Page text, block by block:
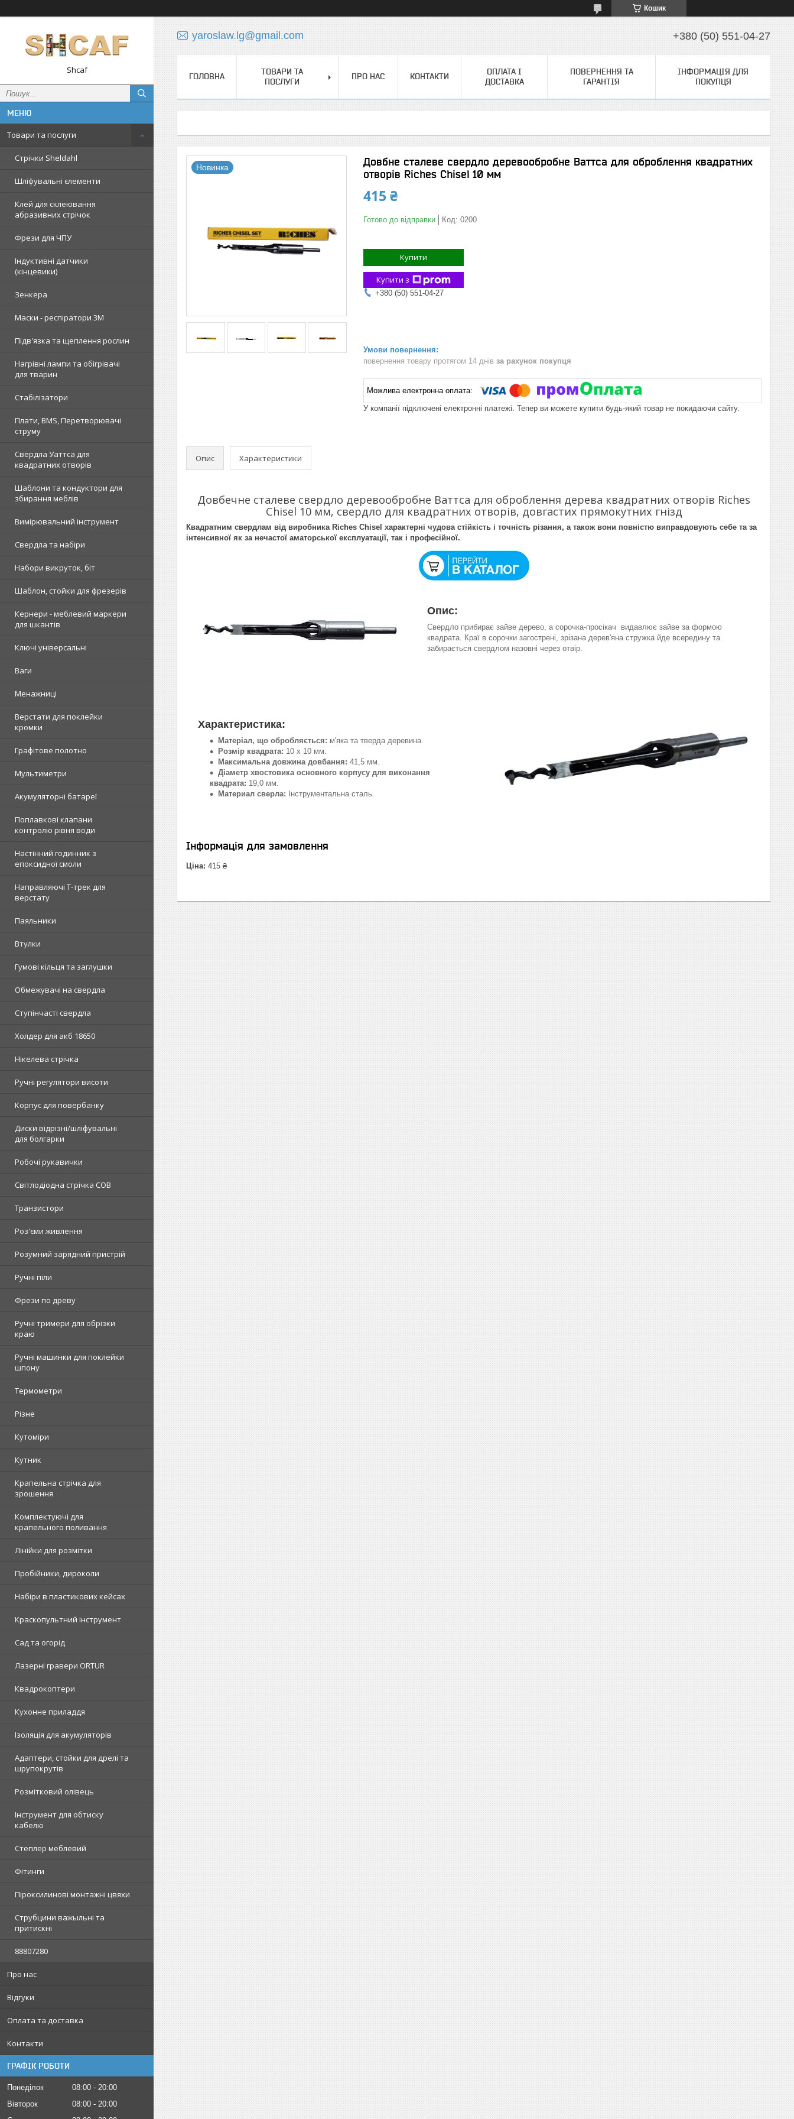
Кошик
Shcaf
Товари та послуги
Стрічки Sheldahl
Шліфувальні єлементи
Клей для склеювання
абразивних стрічок
Фрези для ЧПУ
Індуктивні датчики
(кінцевики)
Зенкера
Маски - респіратори 3М
Підв'язка та щеплення рослин
Нагрівні лампи та обігрівачі
для тварин
Стабілізатори
Плати, BMS, Перетворювачі
струму
Свердла Уаттса для
квадратних отворів
Шаблони та кондуктори для
збирання меблів
Вимірювальний інструмент
Свердла та набіри
Набори викруток, біт
Шаблон, стойки для фрезерів
Кернери - меблевий маркери
для шкантів
Ключі універсальні
Ваги
Менажниці
Верстати для поклейки
кромки
Графітове полотно
Мультиметри
Акумуляторні батареї
Поплавкові клапани
контролю рівня води
Настінний годинник з
епоксидної смоли
Направляючі Т-трек для
верстату
Паяльники
Втулки
Гумові кільця та заглушки
Обмежувачі на свердла
Ступінчасті свердла
Холдер для акб 18650
Нікелева стрічка
Ручні регулятори висоти
Корпус для повербанку
Диски відрізні/шліфувальні
для болгарки
Робочі рукавички
Світлодіодна стрічка COB
Транзистори
Роз'єми живлення
Розумний зарядний пристрій
Ручні піли
Фрези по древу
Ручні тримери для обрізки
краю
Ручні машинки для поклейки
шпону
Термометри
Різне
Кутоміри
Кутник
Крапельна стрічка для
зрошення
Комплектуючі для
крапельного поливання
Лінійки для розмітки
Пробійники, дироколи
Набіри в пластикових кейсах
Краскопультний інструмент
Сад та огорід
Лазерні гравери ORTUR
Квадрокоптери
Кухонне приладдя
Ізоляція для акумуляторів
Адаптери, стойки для дрелі та
шрупокрутів
Розмітковий олівець
Інструмент для обтиску
кабелю
Степлер меблевий
Фітинги
Піроксилинові монтажні цвяхи
Струбцини важыльні та
притискні
88807280
Про нас
Відгуки
Оплата та доставка
Контакти
ГРАФІК РОБОТИ
Понеділок 08:00
20:00
Вівторок
08:00
20:00
yaroslaw.lg@gmail.com +380 (50) 551-04-27
ГОЛОВНА
ТОВАРИ ТА
ПОСЛУГИ
ПРО НАС КОНТАКТИ
ОПЛАТА І
ДОСТАВКА
ПОВЕРНЕННЯ ТА
ГАРАНТІЯ
ІНФОРМАЦІЯ ДЛЯ
ПОКУПЦЯ
Новинка
Довбне сталеве свердло деревообробне Ваттса для оброблення квадратних
отворів Riches Chisel 10 мм
415 ₴
Готово до відправки Код: 0200
Купити
Купити з
+380 (50) 551-04-27
повернення товару протягом 14 днів за рахунок покупця
У компанії підключені електронні платежі. Тепер ви можете купити будь-який товар не покидаючи сайту.
Опис Характеристики
Довбечне сталеве свердло деревообробне Ваттса для оброблення дерева квадратних отворів Riches
Chisel 10 мм, свердло для квадратних отворів, довгастих прямокутних гнізд
Квадратним свердлам від виробника Riches Chisel характерні чудова стійкість і точність різання, а також вони повністю виправдовують себе та за
інтенсивної як за нечастої аматорської експлуатації, так і професійної.
Опис:
Свердло прибирає зайве дерево, а сорочка-просікач видавлює зайве за формою
квадрата. Краї в сорочки загострені, зрізана дерев'яна стружка йде всередину та
забирається свердлом назовні через отвір.
Характеристика:
Матеріал, що обробляється: м'яка та тверда деревина.
Розмір квадрата: 10 х 10 мм.
Максимальна довжина довбання: 41,5 мм.
Діаметр хвостовика основного корпусу для виконання
квадрата: 19,0 мм.
Материал сверла: Інструментальна сталь.
Інформація для замовлення
Ціна: 415 ₴